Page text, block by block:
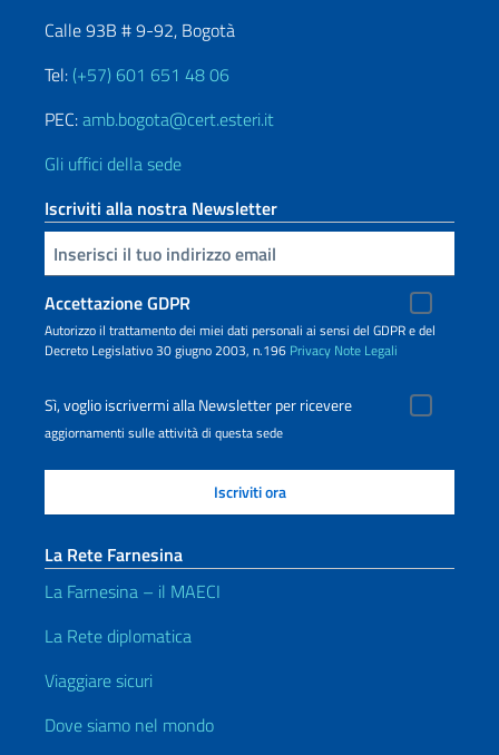
Calle 93B # 9-92, Bogotà
Tel: (+57) 601 651 48 06
PEC:amb.bogota@cert.esteri.it
Gli uffici della sede
Iscriviti alla nostra Newsletter
Inserisci la tua email
Accettazione GDPR
Autorizzo il trattamento dei miei dati personali ai sensi del GDPR e del
Decreto Legislativo 30 giugno 2003, n.196 Privacy Note Legali
Sì, voglio iscrivermi alla Newsletter per ricevere
aggiornamenti sulle attività di questa sede
La Rete Farnesina
La Farnesina – il MAECI
La Rete diplomatica
Viaggiare sicuri
Dove siamo nel mondo